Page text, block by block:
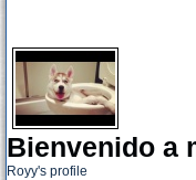
Bienvenido a
Royy's profile